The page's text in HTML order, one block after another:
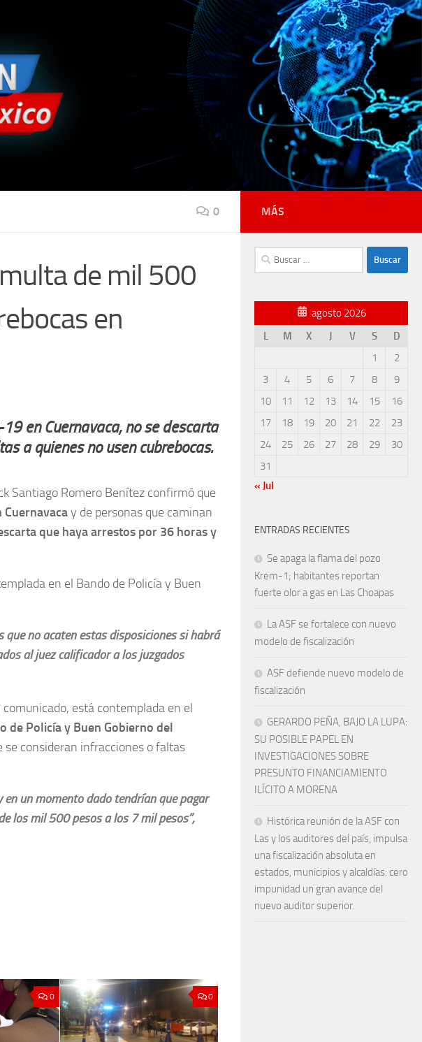
0
de mil 500
en
en Cuernavaca, no se descarta
a quienes no usen cubrebocas.
Santiago Romero Benítez confirmó que
y de personas que caminan
que haya arrestos por 36 horas y
en el Bando de Policía y Buen
que no acaten estas disposiciones si habrá
al juez calificador a los juzgados
está contemplada en el
de Policía y Buen Gobierno del
se consideran infracciones o faltas
un momento dado tendrían que pagar
los mil 500 pesos a los 7 mil pesos”,
0 0
MÁS
Buscar:
agosto 2026
L
M X J V S
D
1
2
3
4 5 6 7 8
9
10
11 12 13 14 15
16
17
18 19 20 21 22
23
24
25 26 27 28 29
30
31
« Jul
ENTRADAS RECIENTES
Se apaga la flama del pozo
Krem-1; habitantes reportan
fuerte olor a gas en Las Choapas
La ASF se fortalece con nuevo
modelo de fiscalización
ASF defiende nuevo modelo de
fiscalización
GERARDO PEÑA, BAJO LA LUPA:
SU POSIBLE PAPEL EN
INVESTIGACIONES SOBRE
PRESUNTO FINANCIAMIENTO
ILÍCITO A MORENA
Histórica reunión de la ASF con
Las y los auditores del país, impulsa
una fiscalización absoluta en
estados, municipios y alcaldías: cero
impunidad un gran avance del
nuevo auditor superior.